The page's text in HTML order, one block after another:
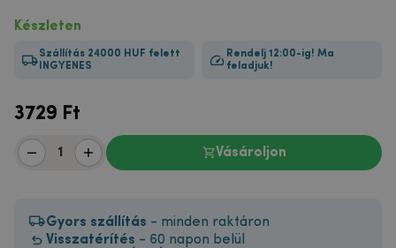
Készleten
Szállítás 24000 HUF felett
INGYENES
Rendelj 12:00-ig! Ma
feladjuk!
3729 Ft
Vásároljon
Gyors szállítás - minden raktáron
Visszatérítés - 60 napon belül